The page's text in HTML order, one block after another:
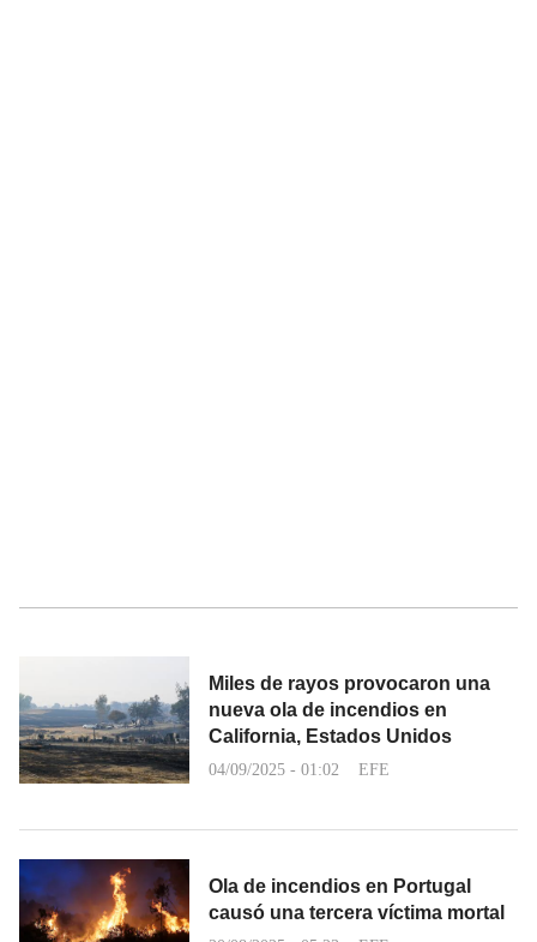
Miles de rayos provocaron una
nueva ola de incendios en
California, Estados Unidos
04/09/2025 - 01:02 EFE
Ola de incendios en Portugal
causó una tercera víctima mortal